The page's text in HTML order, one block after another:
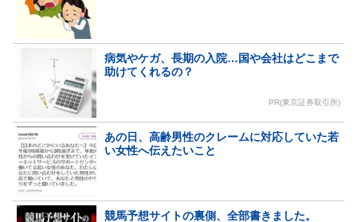
病気やケガ、長期の入院…国や会社はどこまで
助けてくれるの？
PR(東京証券取引所)
あの日、高齢男性のクレームに対応していた若
い女性へ伝えたいこと
競馬予想サイトの裏側、全部書きました。